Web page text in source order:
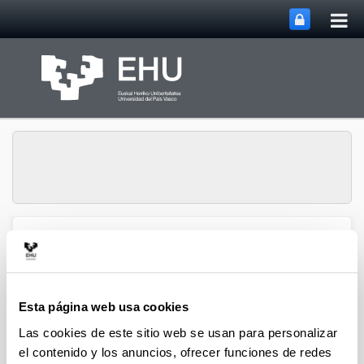
Esta página web usa cookies
Las cookies de este sitio web se usan para personalizar
el contenido y los anuncios, ofrecer funciones de redes
biomat
Difusión
Biomat-Biodonostia